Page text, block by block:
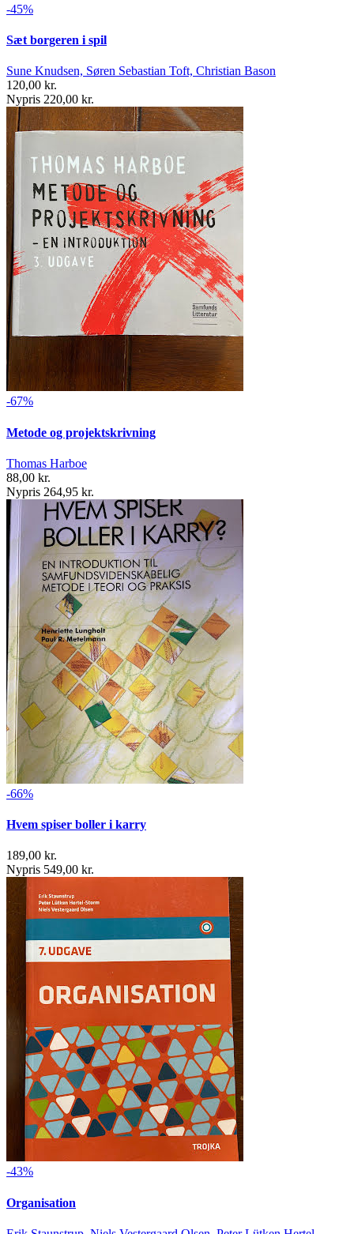
-45%
Sæt borgeren i spil
Sune Knudsen, Søren Sebastian Toft, Christian Bason
120,00 kr.
Nypris 220,00 kr.
-67%
Metode og projektskrivning
Thomas Harboe
88,00 kr.
Nypris 264,95 kr.
-66%
Hvem spiser boller i karry
189,00 kr.
Nypris 549,00 kr.
-43%
Organisation